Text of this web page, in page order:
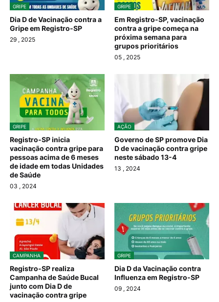
GRIPE
Dia D de Vacinação contra a
Gripe em Registro-SP
29 , 2025
GRIPE
Em Registro-SP, vacinação
contra a gripe começa na
próxima semana para
grupos prioritários
05 , 2025
GRIPE
Registro-SP inicia
vacinação contra gripe para
pessoas acima de 6 meses
de idade em todas Unidades
de Saúde
03 , 2024
AÇÃO
Governo de SP promove Dia
D de vacinação contra gripe
neste sábado 13-4
13 , 2024
CAMPANHA
Registro-SP realiza
Campanha de Saúde Bucal
junto com Dia D de
vacinação contra gripe
GRIPE
Dia D da Vacinação contra
Influenza em Registro-SP
09 , 2024